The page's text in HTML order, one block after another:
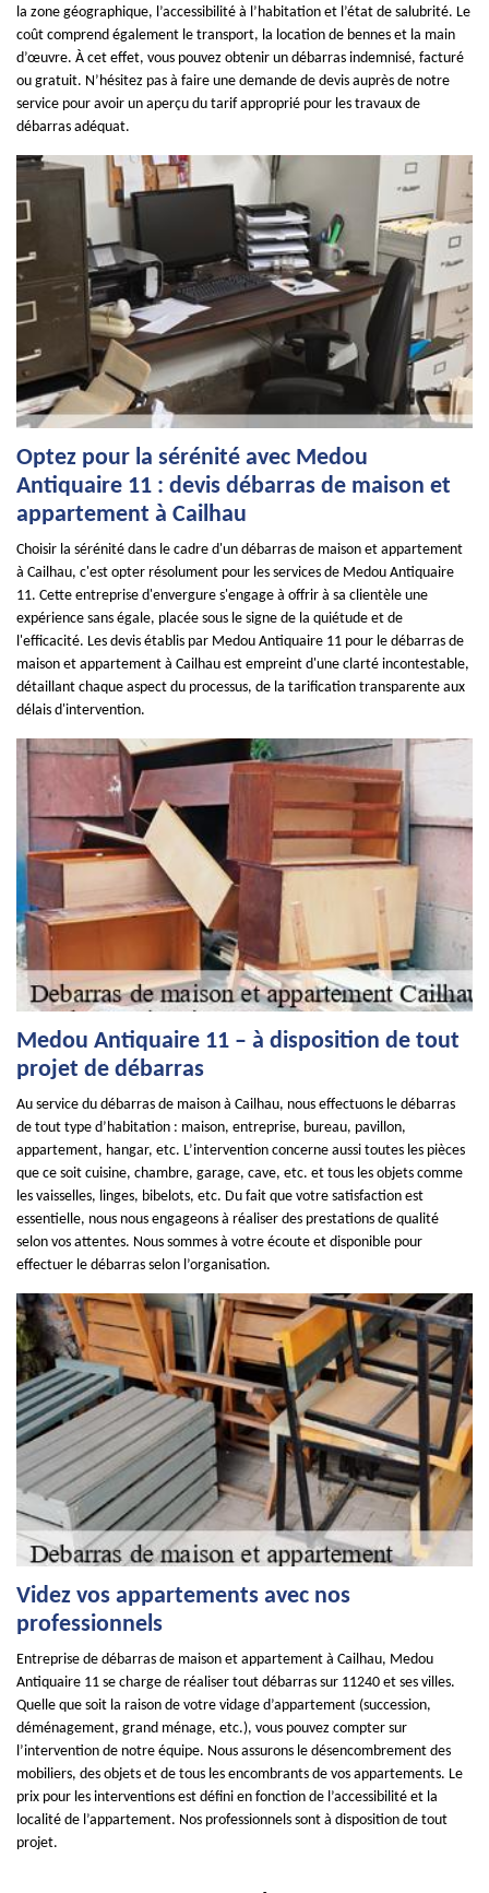
la zone géographique, l’accessibilité à l’habitation et l’état de salubrité. Le
coût comprend également le transport, la location de bennes et la main
d’œuvre. À cet effet, vous pouvez obtenir un débarras indemnisé, facturé
ou gratuit. N’hésitez pas à faire une demande de devis auprès de notre
service pour avoir un aperçu du tarif approprié pour les travaux de
débarras adéquat.
Optez pour la sérénité avec Medou
Antiquaire 11 : devis débarras de maison et
appartement à Cailhau
Choisir la sérénité dans le cadre d'un débarras de maison et appartement
à Cailhau, c'est opter résolument pour les services de Medou Antiquaire
11. Cette entreprise d'envergure s'engage à offrir à sa clientèle une
expérience sans égale, placée sous le signe de la quiétude et de
l'efficacité. Les devis établis par Medou Antiquaire 11 pour le débarras de
maison et appartement à Cailhau est empreint d'une clarté incontestable,
détaillant chaque aspect du processus, de la tarification transparente aux
délais d'intervention.
Medou Antiquaire 11 – à disposition de tout
projet de débarras
Au service du débarras de maison à Cailhau, nous effectuons le débarras
de tout type d’habitation : maison, entreprise, bureau, pavillon,
appartement, hangar, etc. L’intervention concerne aussi toutes les pièces
que ce soit cuisine, chambre, garage, cave, etc. et tous les objets comme
les vaisselles, linges, bibelots, etc. Du fait que votre satisfaction est
essentielle, nous nous engageons à réaliser des prestations de qualité
selon vos attentes. Nous sommes à votre écoute et disponible pour
effectuer le débarras selon l’organisation.
Videz vos appartements avec nos
professionnels
Entreprise de débarras de maison et appartement à Cailhau, Medou
Antiquaire 11 se charge de réaliser tout débarras sur 11240 et ses villes.
Quelle que soit la raison de votre vidage d’appartement (succession,
déménagement, grand ménage, etc.), vous pouvez compter sur
l’intervention de notre équipe. Nous assurons le désencombrement des
mobiliers, des objets et de tous les encombrants de vos appartements. Le
prix pour les interventions est défini en fonction de l’accessibilité et la
localité de l’appartement. Nos professionnels sont à disposition de tout
projet.